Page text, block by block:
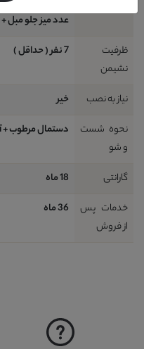
عدد ميز جلو مبل + 2 عدد ميز کنار مبل
ظرفیت
نشیمن
7 نفر ( حداقل )
نیاز به نصب
خير
نحوه شست
و شو
دستمال مرطوب
گارانتی
18 ماه
خدمات پس
از فروش
36 ماه